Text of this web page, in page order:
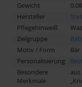
Gewicht
Hersteller
Pflegehinweiß
Zielgruppe
Motiv / Form
Bär
Personalisierung
Besondere
Merkmale